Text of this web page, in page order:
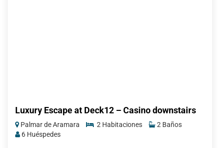
Luxury Escape at Deck12 – Casino downstairs
Palmar de Aramara 2 Habitaciones
2 Baños
6 Huéspedes